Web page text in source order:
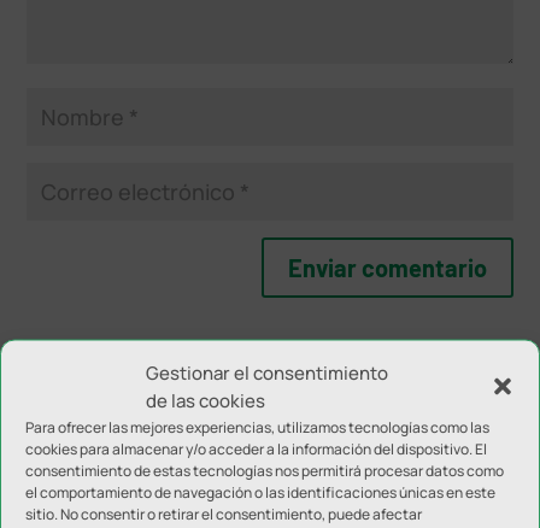
Gestionar el consentimiento
de las cookies
Para ofrecer las mejores experiencias, utilizamos tecnologías como las
cookies para almacenar y/o acceder a la información del dispositivo. El
consentimiento de estas tecnologías nos permitirá procesar datos como
el comportamiento de navegación o las identificaciones únicas en este
sitio. No consentir o retirar el consentimiento, puede afectar
NOTICIAS RELACIONADAS